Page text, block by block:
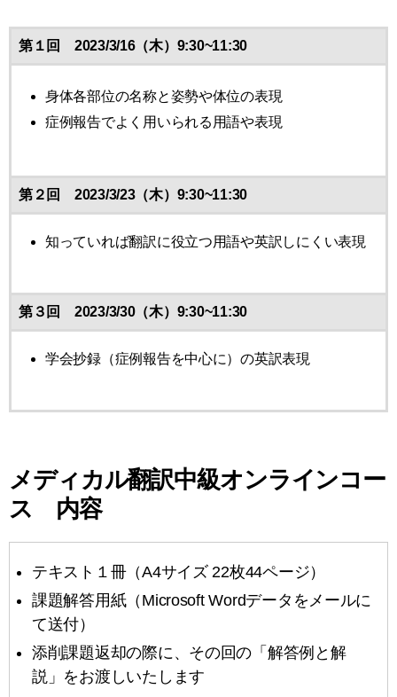
第１回 2023/3/16（木）9:30~11:30
身体各部位の名称と姿勢や体位の表現
症例報告でよく用いられる用語や表現
第２回 2023/3/23（木）9:30~11:30
知っていれば翻訳に役立つ用語や英訳しにくい表現
第３回 2023/3/30（木）9:30~11:30
学会抄録（症例報告を中心に）の英訳表現
メディカル翻訳中級オンラインコー
ス 内容
テキスト１冊（A4サイズ 22枚44ページ）
課題解答用紙（Microsoft Wordデータをメールに
て送付）
添削課題返却の際に、その回の「解答例と解
説」をお渡しいたします